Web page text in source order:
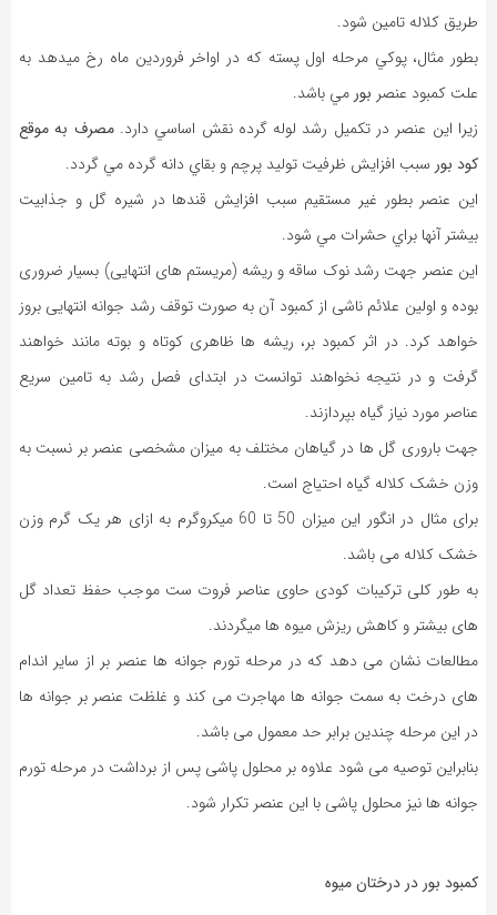
طريق كلاله تامين شود.
بطور مثال، پوكي مرحله اول پسته كه در اواخر فروردين ماه رخ ميدهد به
علت كمبود عنصر بور مي باشد.
زيرا اين عنصر در تكميل رشد لوله گرده نقش اساسي دارد.مصرف به موقع
كود بور سبب افزايش ظرفيت توليد پرچم و بقاي دانه گرده مي گردد.
این عنصر بطور غير مستقيم سبب افزايش قندها در شيره گل و جذابيت
بيشتر آنها براي حشرات مي شود.
این عنصر جهت رشد نوک ساقه و ریشه (مریستم های انتهایی) بسیار ضروری
بوده و اولین علائم ناشی از کمبود آن به صورت توقف رشد جوانه انتهایی بروز
خواهد کرد. در اثر کمبود بر، ریشه ها ظاهری کوتاه و بوته مانند خواهند
گرفت و در نتیجه نخواهند توانست در ابتدای فصل رشد به تامین سریع
عناصر مورد نیاز گیاه بپردازند.
جهت باروری گل ها در گیاهان مختلف به میزان مشخصی عنصر بر نسبت به
وزن خشک کلاله گیاه احتیاج است.
برای مثال در انگور این میزان 50 تا 60 میکروگرم به ازای هر یک گرم وزن
خشک کلاله می باشد.
به طور کلی ترکیبات کودی حاوی عناصر فروت ست موجب حفظ تعداد گل
های بیشتر و کاهش ریزش میوه ها میگردند.
مطالعات نشان می دهد که در مرحله تورم جوانه ها عنصر بر از سایر اندام
های درخت به سمت جوانه ها مهاجرت می کند و غلظت عنصر بر جوانه ها
در این مرحله چندین برابر حد معمول می باشد.
بنابراین توصیه می شود علاوه بر محلول پاشی پس از برداشت در مرحله تورم
جوانه ها نیز محلول پاشی با این عنصر تکرار شود.
کمبود بور در درختان میوه